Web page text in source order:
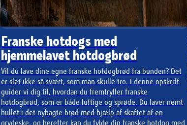
Franske hotdogs med
hjemmelavet hotdogbrød
Vil du lave dine egne franske hotdogbrød fra bunden? Det
er slet ikke så svært, som man skulle tro. I denne opskrift
guider vi dig til, hvordan du fremtryller franske
hotdogbrød, som er både luftige og sprøde. Du laver nemt
hullet i det nybagte brød med hjælp af skaftet af en
grydeske, og herefter kan du fylde din franske hotdog med